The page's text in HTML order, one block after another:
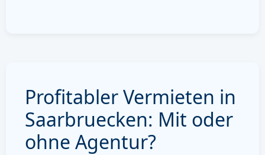
Profitabler Vermieten in
Saarbruecken: Mit oder
ohne Agentur?